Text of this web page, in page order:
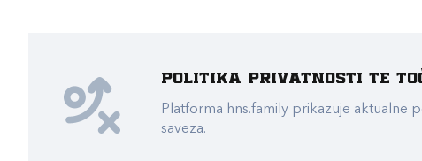
Politika privatnosti te
Platforma hns.family prikazuje aktualne
saveza.